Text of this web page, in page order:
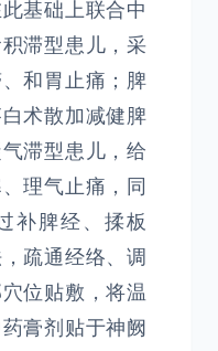
基础上联合中
滞型患儿，采
和胃止痛；脾
术散加减健脾
滞型患儿，给
理气止痛，同
补脾经、揉板
疏通经络、调
位贴敷，将温
膏剂贴于神阙